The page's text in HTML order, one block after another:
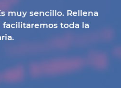
muy sencillo. Rellena
toda la